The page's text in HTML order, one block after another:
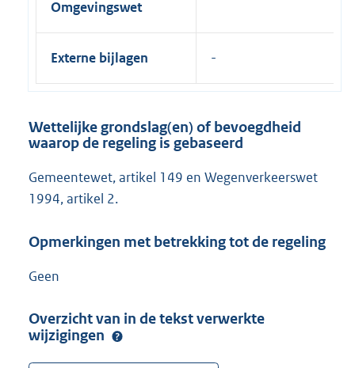
Omgevingswet
Externe bijlagen
Wettelijke grondslag(en) of bevoegdheid
waarop de regeling is gebaseerd
Gemeentewet, artikel 149 en Wegenverkeerswet
1994, artikel 2.
Opmerkingen met betrekking tot de regeling
Geen
Overzicht van in de tekst verwerkte
wijzigingen